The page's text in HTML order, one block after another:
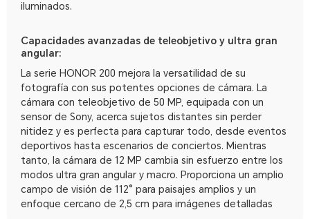
iluminados.
Capacidades avanzadas de teleobjetivo y ultra gran
angular:
La serie HONOR 200 mejora la versatilidad de su
fotografía con sus potentes opciones de cámara. La
cámara con teleobjetivo de 50 MP, equipada con un
sensor de Sony, acerca sujetos distantes sin perder
nitidez y es perfecta para capturar todo, desde eventos
deportivos hasta escenarios de conciertos. Mientras
tanto, la cámara de 12 MP cambia sin esfuerzo entre los
modos ultra gran angular y macro. Proporciona un amplio
campo de visión de 112° para paisajes amplios y un
enfoque cercano de 2,5 cm para imágenes detalladas